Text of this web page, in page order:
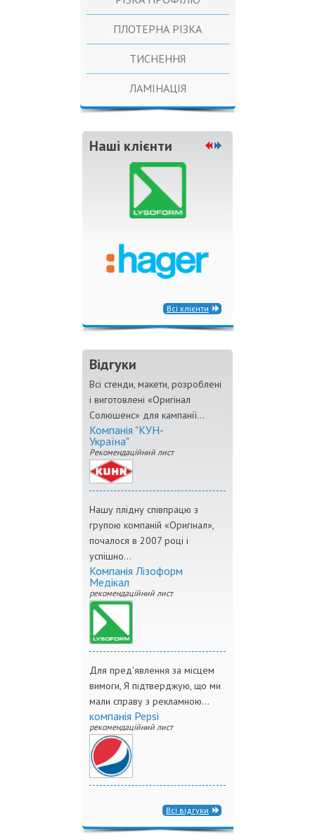
ПЛОТЕРНА РІЗКА
ТИСНЕННЯ
ЛАМІНАЦІЯ
Наші клієнти
Всі клієнти
Відгуки
Всі стенди, макети, розроблені
і виготовлені «Оригінал
Солюшенс» для кампанії...
Компанія "КУН-
Україна"
Рекомендаційний лист
Нашу плідну співпрацю з
групою компаній «Оригінал»,
почалося в 2007 році і
успішно...
Компанія Лізоформ
Медікал
рекомендаційний лист
Для пред'явлення за місцем
вимоги, Я підтверджую, що ми
мали справу з рекламною...
компанія Pepsi
рекомендаційний лист
Всі відгуки